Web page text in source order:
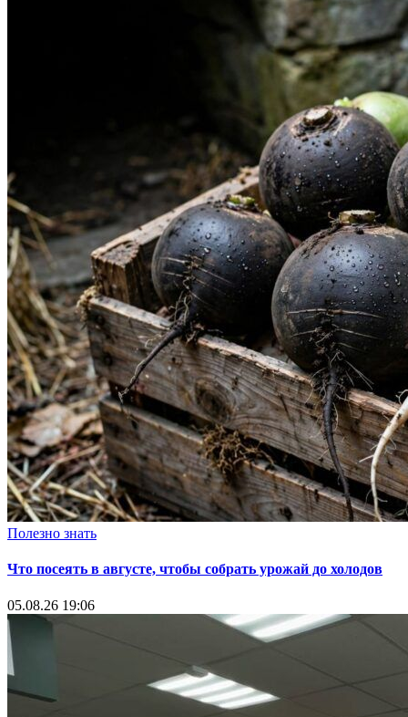
Полезно знать
Что посеять в августе, чтобы собрать урожай до холодов
05.08.26 19:06